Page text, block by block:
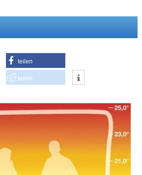
teilen
teilen